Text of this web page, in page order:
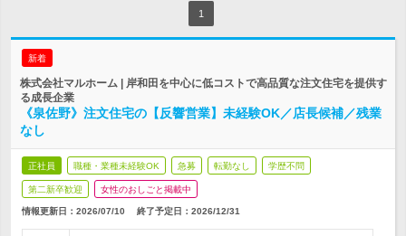
1
新着
株式会社マルホーム | 岸和田を中心に低コストで高品質な注文住宅を提供す
る成長企業
《泉佐野》注文住宅の【反響営業】未経験OK／店長候補／残業
なし
正社員 職種・業種未経験OK 急募 転勤なし 学歴不問
第二新卒歓迎 女性のおしごと掲載中
情報更新日：2026/07/10 終了予定日： 2026/12/31